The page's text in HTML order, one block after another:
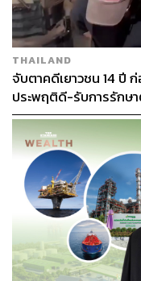
ทันที”
นี่เป็นเพียงส่วนหนึ่งข
PREMIER Success
TITUDEซึ่งน่าจะนำม
มาก แต่สิ่งที่สำคัญกว่า
เปลี่ยนโลกใหม่ให้ขับ
TAGS: Startup รรินท
Social Market
ทรงกลด บางยี่ขัน
THAILAND
จับตาคดีเยาวชน 14 ปี
ประพฤติดี-รับการรักษ